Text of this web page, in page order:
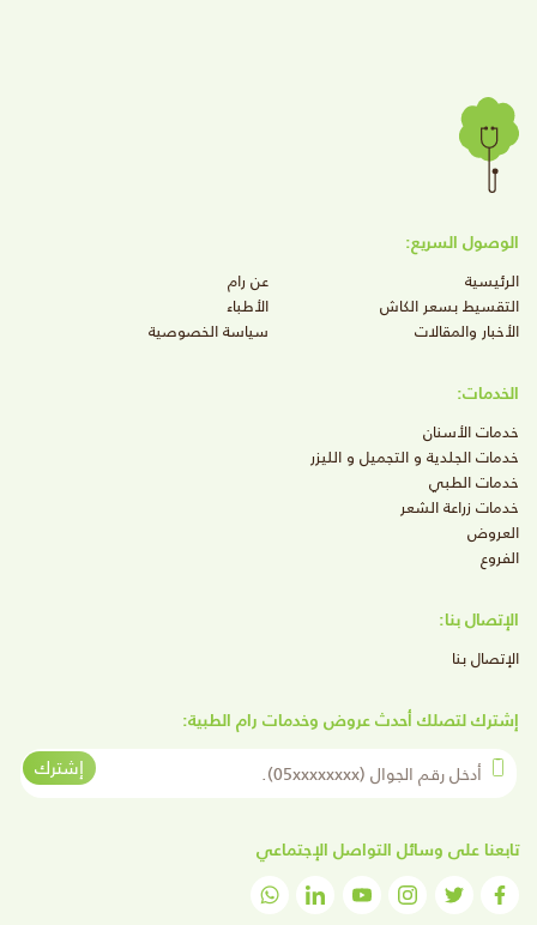
الوصول السريع:
الرئيسية
عن رام
التقسيط بسعر الكاش
الأطباء
الأخبار والمقالات
سياسة الخصوصية
الخدمات:
خدمات الأسنان
خدمات الجلدية و التجميل و الليزر
خدمات الطبي
خدمات زراعة الشعر
العروض
الفروع
الإتصال بنا:
الإتصال بنا
إشترك لتصلك أحدث عروض وخدمات رام الطبية:
أدخل رقم الجوال
إشترك
تابعنا على وسائل التواصل الإجتماعي